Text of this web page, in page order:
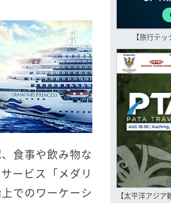
食事や飲み物な
ービス「メダリ
でのワーケーシ
【旅行テ
【太平洋アジア